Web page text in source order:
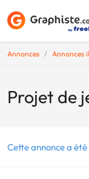
Annonces Annonces
Projet de
Cette annonce a